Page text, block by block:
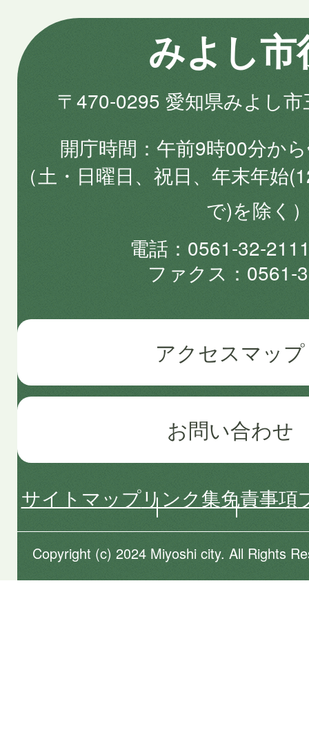
みよし市
〒470-0295 愛知県みよし
開庁時間
午前9時00分か
（土・日曜日、祝日、年末年始
で)を除く
電話
0561-32-
ファクス
0561-
アクセスマップ
お問い合わせ
サイトマップリンク集免責事項
Copyright (c) 2024 Miyoshi city. All Rights